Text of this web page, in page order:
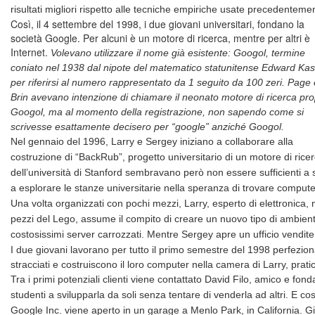
risultati migliori rispetto alle tecniche empiriche usate
Così, il 4 settembre del 1998, i due giovani universitari, fondano la
società Google. Per alcuni è un motore di ricerca, mentre per altri è
Internet. Volevano utilizzare il nome già esistente: Googol, termine
coniato nel 1938 dal nipote del matematico statunitense Edward
per riferirsi al numero rappresentato da 1 seguito da 100 zeri. Page
Brin avevano intenzione di chiamare il neonato motore di ricerca
Googol, ma al momento della registrazione, non sapendo come si
scrivesse esattamente decisero per “google” anziché Googol.
Nel gennaio del 1996, Larry e Sergey iniziano a collaborare alla
costruzione di “BackRub”, progetto universitario di un motore di
dell’università di Stanford sembravano però non essere sufficienti
a esplorare le stanze universitarie nella speranza di trovare
Una volta organizzati con pochi mezzi, Larry, esperto di
pezzi del Lego, assume il compito di creare un nuovo tipo di
costosissimi server carrozzati. Mentre Sergey apre un ufficio
I due giovani lavorano per tutto il primo semestre del 1998
stracciati e costruiscono il loro computer nella camera di Larry,
Tra i primi potenziali clienti viene contattato David Filo, amico e
studenti a svilupparla da soli senza tentare di venderla ad altri. E
Google Inc. viene aperto in un garage a Menlo Park, in California.